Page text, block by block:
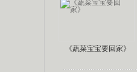
《蔬菜宝宝要回家》